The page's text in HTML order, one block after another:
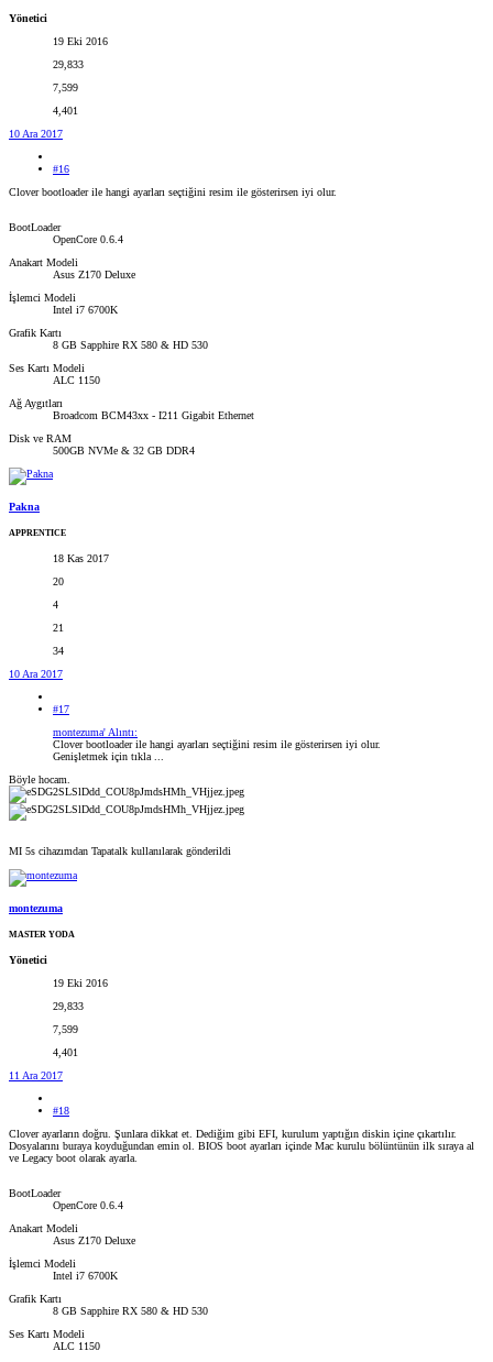
Yönetici
19 Eki 2016
29,833
7,599
4,401
10 Ara 2017
#16
Clover bootloader ile hangi ayarları seçtiğini resim ile gösterirsen iyi olur.
BootLoader
OpenCore 0.6.4
Anakart Modeli
Asus Z170 Deluxe
İşlemci Modeli
Intel i7 6700K
Grafik Kartı
8 GB Sapphire RX 580 & HD 530
Ses Kartı Modeli
ALC 1150
Ağ Aygıtları
Broadcom BCM43xx - I211 Gigabit Ethernet
Disk ve RAM
500GB NVMe & 32 GB DDR4
Pakna
APPRENTICE
18 Kas 2017
20
4
21
34
10 Ara 2017
#17
montezuma' Alıntı:
Clover bootloader ile hangi ayarları seçtiğini resim ile gösterirsen iyi olur.
Genişletmek için tıkla ...
Böyle hocam.
MI 5s cihazımdan Tapatalk kullanılarak gönderildi
montezuma
MASTER YODA
Yönetici
19 Eki 2016
29,833
7,599
4,401
11 Ara 2017
#18
Clover ayarların doğru. Şunlara dikkat et. Dediğim gibi EFI, kurulum yaptığın diskin içine çıkartılır.
Dosyalarını buraya koyduğundan emin ol. BIOS boot ayarları içinde Mac kurulu bölüntünün ilk sıraya al
ve Legacy boot olarak ayarla.
BootLoader
OpenCore 0.6.4
Anakart Modeli
Asus Z170 Deluxe
İşlemci Modeli
Intel i7 6700K
Grafik Kartı
8 GB Sapphire RX 580 & HD 530
Ses Kartı Modeli
ALC 1150